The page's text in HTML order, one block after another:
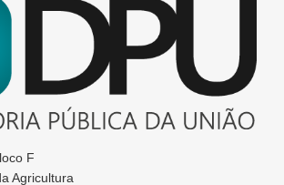
F
Agricultura